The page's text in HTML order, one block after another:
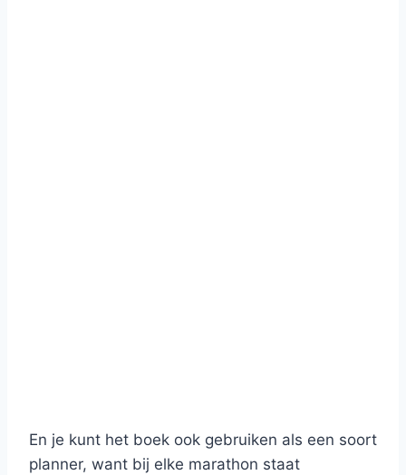
En je kunt het boek ook gebruiken als een soort
planner, want bij elke marathon staat